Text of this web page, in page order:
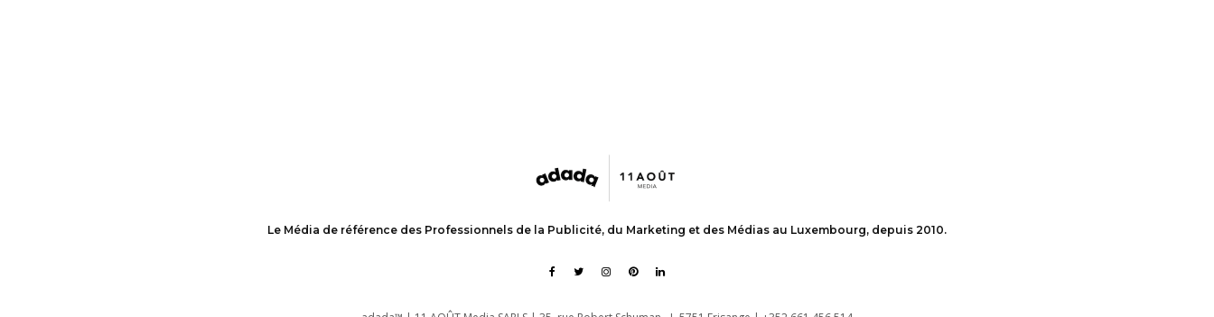
Le Média de référence des Professionnels de la Publicité, du Marketing et des Médias au Luxembourg, depuis 2010.